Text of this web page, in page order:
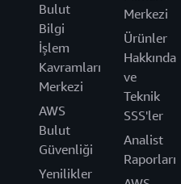
Bulut
Bilgi
İşlem
Kavramları
Merkezi
AWS
Bulut
Güvenliği
Yenilikler
Merkezi
Ürünler
Hakkında
ve
Teknik
SSS'ler
Analist
Raporları